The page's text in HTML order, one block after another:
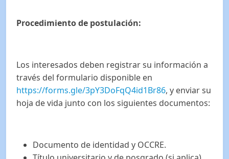
Procedimiento de postulación:
Los interesados deben registrar su información a
través del formulario disponible en
https://forms.gle/3pY3DoFqQ4id1Br86, y enviar su
hoja de vida junto con los siguientes documentos:
Documento de identidad y OCCRE.